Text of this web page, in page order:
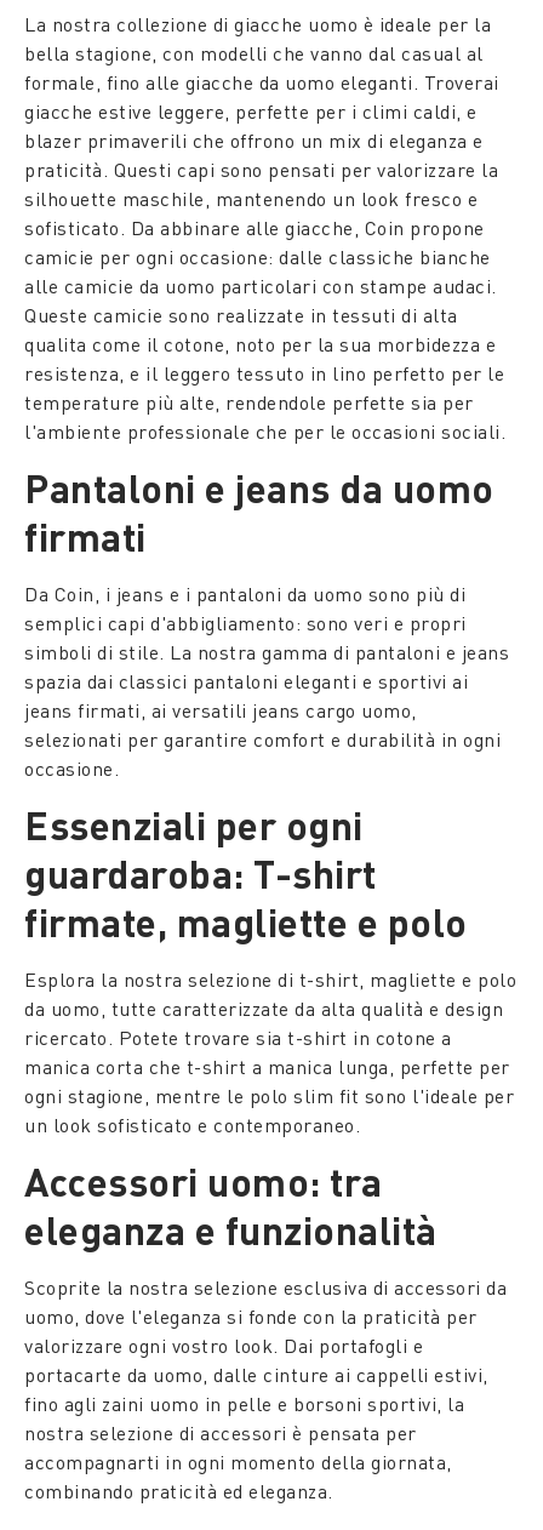
La nostra collezione di giacche uomo è ideale per la
bella stagione, con modelli che vanno dal casual al
formale, fino alle giacche da uomo eleganti. Troverai
giacche estive leggere, perfette per i climi caldi, e
blazer primaverili che offrono un mix di eleganza e
praticità. Questi capi sono pensati per valorizzare la
silhouette maschile, mantenendo un look fresco e
sofisticato. Da abbinare alle giacche, Coin propone
camicie per ogni occasione: dalle classiche bianche
alle camicie da uomo particolari con stampe audaci.
Queste camicie sono realizzate in tessuti di alta
qualita come il cotone, noto per la sua morbidezza e
resistenza, e il leggero tessuto in lino perfetto per le
temperature più alte, rendendole perfette sia per
l'ambiente professionale che per le occasioni sociali.
Pantaloni e jeans da uomo
firmati
Da Coin, i jeans e i pantaloni da uomo sono più di
semplici capi d'abbigliamento: sono veri e propri
simboli di stile. La nostra gamma di pantaloni e jeans
spazia dai classici pantaloni eleganti e sportivi ai
jeans firmati, ai versatili jeans cargo uomo,
selezionati per garantire comfort e durabilità in ogni
occasione.
Essenziali per ogni
guardaroba: T-shirt
firmate, magliette e polo
Esplora la nostra selezione di t-shirt, magliette e polo
da uomo, tutte caratterizzate da alta qualità e design
ricercato. Potete trovare sia t-shirt in cotone a
manica corta che t-shirt a manica lunga, perfette per
ogni stagione, mentre le polo slim fit sono l'ideale per
un look sofisticato e contemporaneo.
Accessori uomo: tra
eleganza e funzionalità
Scoprite la nostra selezione esclusiva di accessori da
uomo, dove l'eleganza si fonde con la praticità per
valorizzare ogni vostro look. Dai portafogli e
portacarte da uomo, dalle cinture ai cappelli estivi,
fino agli zaini uomo in pelle e borsoni sportivi, la
nostra selezione di accessori è pensata per
accompagnarti in ogni momento della giornata,
combinando praticità ed eleganza.